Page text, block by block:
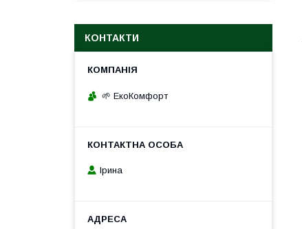
КОНТАКТИ
🌱 ЕкоКомфорт
Ірина